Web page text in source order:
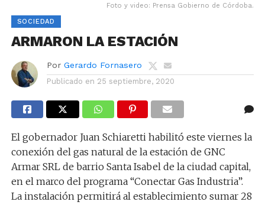
Foto y video: Prensa Gobierno de Córdoba.
SOCIEDAD
ARMARON LA ESTACIÓN
Por Gerardo Fornasero
Publicado en 25 septiembre, 2020
El gobernador Juan Schiaretti habilitó este viernes la
conexión del gas natural de la estación de GNC
Armar SRL de barrio Santa Isabel de la ciudad capital,
en el marco del programa “Conectar Gas Industria”.
La instalación permitirá al establecimiento sumar 28